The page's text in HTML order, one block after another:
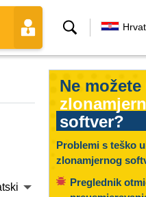
Traži
Ne
softver?
Problemi s teško
zlonamjernog
Preglednik